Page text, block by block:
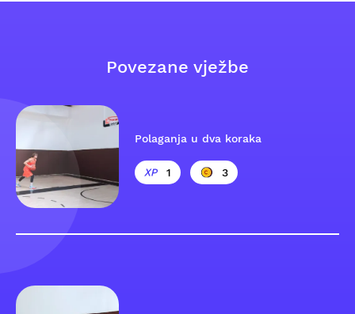
Povezane vježbe
Polaganja u dva koraka
1 3